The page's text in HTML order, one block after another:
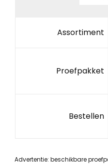
Assortiment
Proefpakket
Bestellen
Advertentie: beschikbare